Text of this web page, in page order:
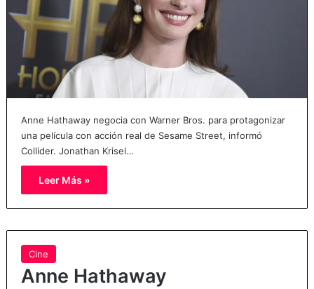
Anne Hathaway negocia con Warner Bros. para protagonizar
una película con acción real de Sesame Street, informó
Collider. Jonathan Krisel…
Leer Más »
Cine
Anne Hathaway